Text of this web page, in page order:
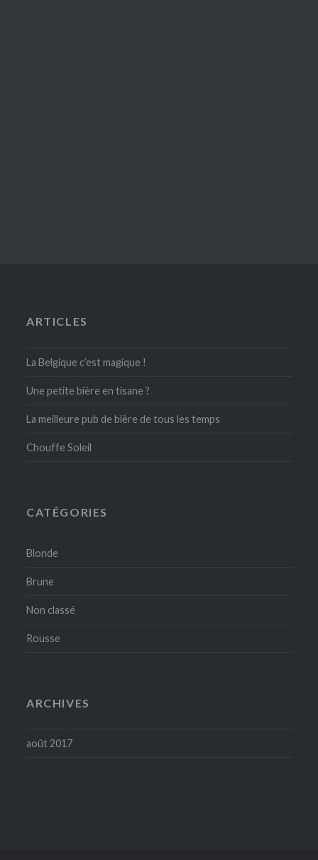
ARTICLES
La Belgique c’est magique !
Une petite bière en tisane ?
La meilleure pub de bière de tous les temps
Chouffe Soleil
CATÉGORIES
Blonde
Brune
Non classé
Rousse
ARCHIVES
août 2017